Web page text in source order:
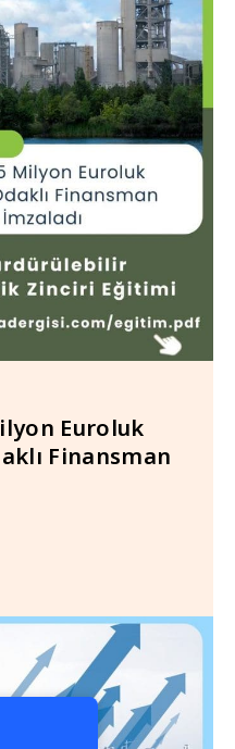
Euroluk
Finansman